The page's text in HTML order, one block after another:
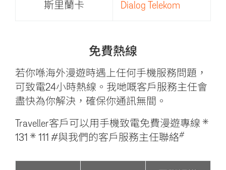
斯里蘭卡 Dialog Telekom
免費熱線
若你喺海外漫遊時遇上任何手機服務問題，
可致電24小時熱線。我哋嘅客戶服務主任會
盡快為你解決，確保你通訊無間。
Traveller客戶可以用手機致電免費漫遊專線 *
131 * 111 #與我們的客戶服務主任聯絡#